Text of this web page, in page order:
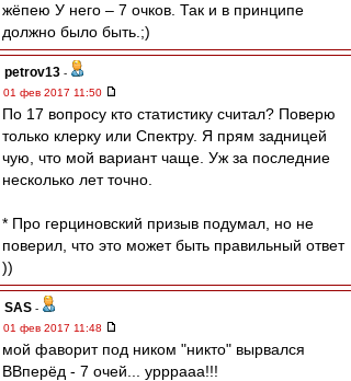
жёпею У него – 7 очков. Так и в принципе
должно было быть.;)
petrov13 -
01 фев 2017 11:50
По 17 вопросу кто статистику считал? Поверю
только клерку или Спектру. Я прям задницей
чую, что мой вариант чаще. Уж за последние
несколько лет точно.
* Про герциновский призыв подумал, но не
поверил, что это может быть правильный ответ
))
SAS -
01 фев 2017 11:48
мой фаворит под ником "никто" вырвался
ВВперёд - 7 очей... урррааа!!!